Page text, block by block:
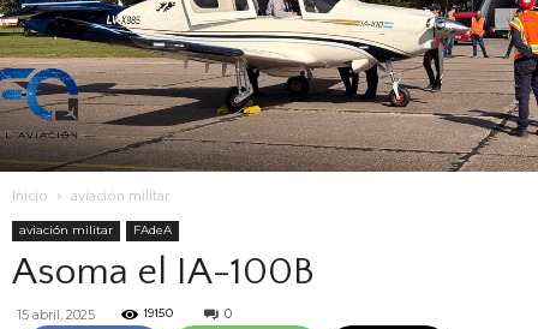
Inicio aviación militar
aviación militar FAdeA
Asoma el IA-100B
15 abril, 2025 19150 0